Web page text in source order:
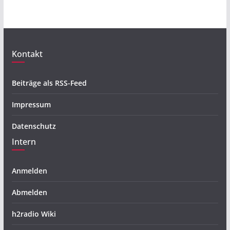
Kontakt
Beiträge als RSS-Feed
Impressum
Datenschutz
Intern
Anmelden
Abmelden
h2radio Wiki